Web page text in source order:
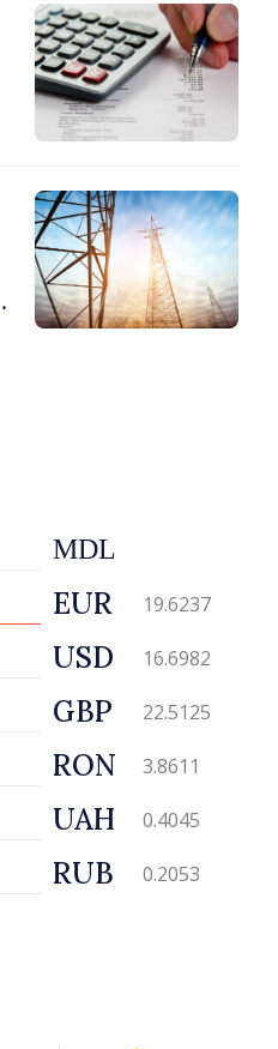
MDL
EUR 19.6237
USD 16.6982
GBP 22.5125
RON 3.8611
UAH 0.4045
RUB 0.2053